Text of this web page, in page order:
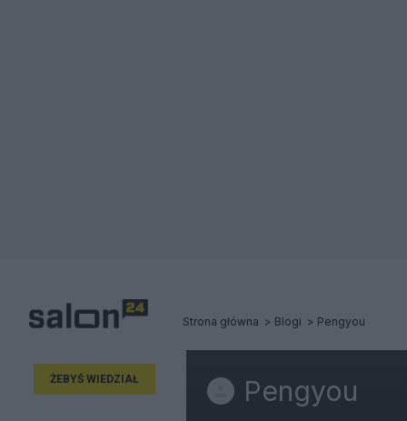
Strona główna Blogi Pengyou
ŻEBYŚ WIEDZIAŁ Pengyou